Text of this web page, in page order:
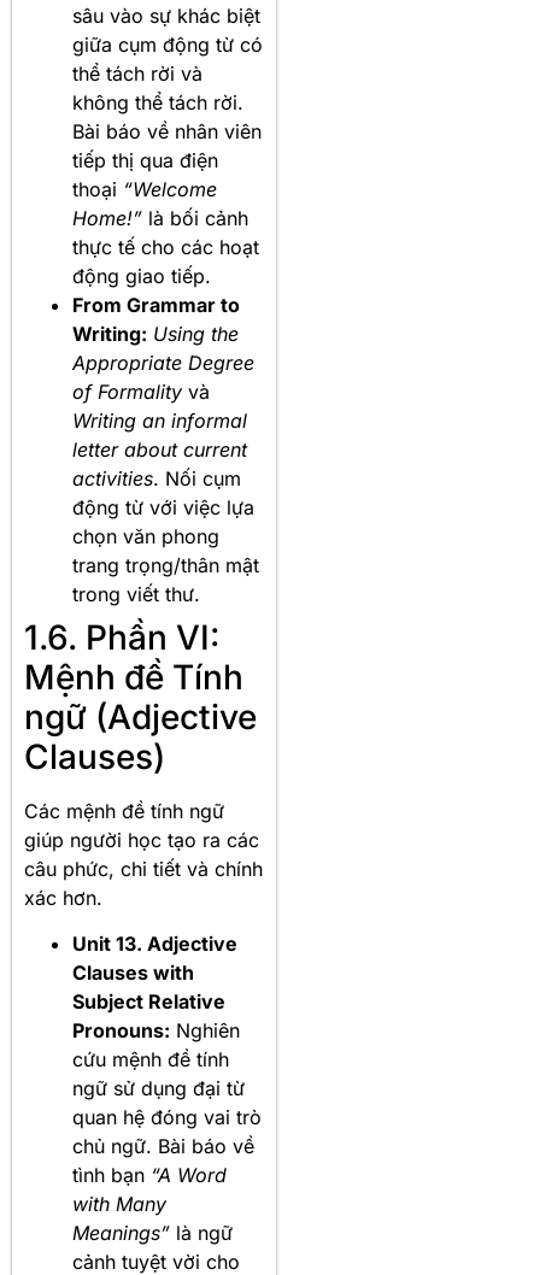
sâu vào sự khác biệt
giữa cụm động từ có
thể tách rời và
không thể tách rời.
Bài báo về nhân viên
tiếp thị qua điện
thoại “Welcome
Home!” là bối cảnh
thực tế cho các hoạt
động giao tiếp.
From Grammar to
Writing: Using the
Appropriate Degree
of Formality và
Writing an informal
letter about current
activities. Nối cụm
động từ với việc lựa
chọn văn phong
trang trọng/thân mật
trong viết thư.
1.6. Phần VI:
Mệnh đề Tính
ngữ (Adjective
Clauses)
Các mệnh đề tính ngữ
giúp người học tạo ra các
câu phức, chi tiết và chính
xác hơn.
Unit 13. Adjective
Clauses with
Subject Relative
Pronouns: Nghiên
cứu mệnh đề tính
ngữ sử dụng đại từ
quan hệ đóng vai trò
chủ ngữ. Bài báo về
tình bạn “A Word
with Many
Meanings” là ngữ
cảnh tuyệt vời cho